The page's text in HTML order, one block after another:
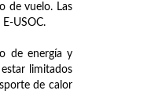
de vuelo. Las
USOC.
de energía y
limitados
de calor